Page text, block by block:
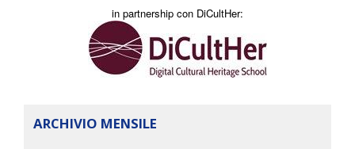
in partnership con DiCultHer:
ARCHIVIO MENSILE